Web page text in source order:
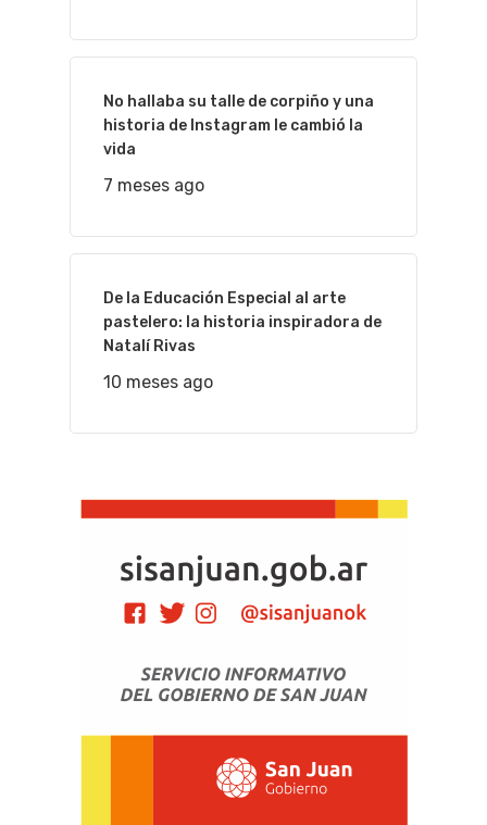
No hallaba su talle de corpiño y una
historia de Instagram le cambió la
vida
7 meses ago
De la Educación Especial al arte
pastelero: la historia inspiradora de
Natalí Rivas
10 meses ago